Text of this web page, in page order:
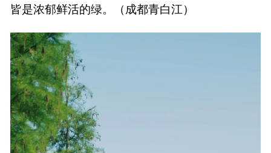
皆是浓郁鲜活的绿。（成都青白江）